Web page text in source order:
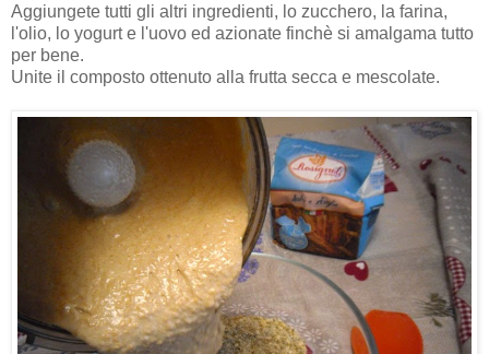
Aggiungete tutti gli altri ingredienti, lo zucchero, la farina,
l'olio, lo yogurt e l'uovo ed azionate finchè si amalgama tutto
per bene.
Unite il composto ottenuto alla frutta secca e mescolate.